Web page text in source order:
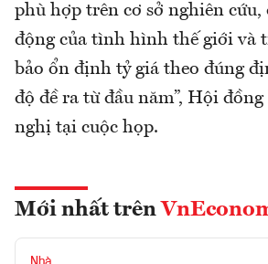
phù hợp trên cơ sở nghiên cứu,
động của tình hình thế giới và
bảo ổn định tỷ giá theo đúng
độ đề ra từ đầu năm”, Hội
nghị tại cuộc họp.
Mới nhất trên